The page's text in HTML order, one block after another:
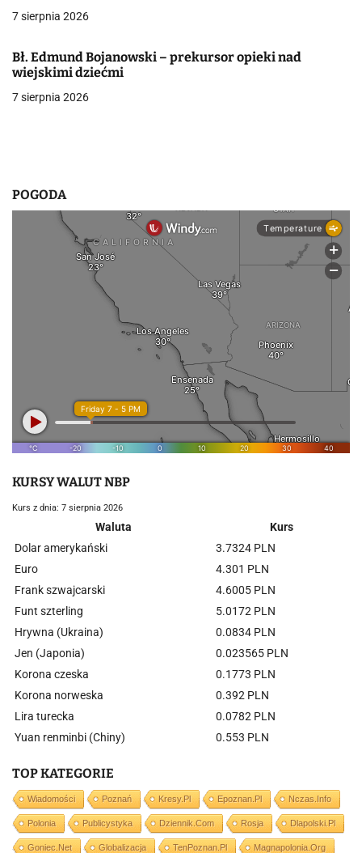
w
i
s
7 sierpnia 2026
Bł. Edmund Bojanowski – prekursor opieki nad
wiejskimi dziećmi
7 sierpnia 2026
POGODA
KURSY WALUT NBP
Kurs z dnia: 7 sierpnia 2026
Waluta
Kurs
Dolar amerykański
3.7324 PLN
Euro
4.301 PLN
Frank szwajcarski
4.6005 PLN
Funt szterling
5.0172 PLN
Hrywna (Ukraina)
0.0834 PLN
Jen (Japonia)
0.023565 PLN
Korona czeska
0.1773 PLN
Korona norweska
0.392 PLN
Lira turecka
0.0782 PLN
Yuan renminbi (Chiny)
0.553 PLN
TOP KATEGORIE
Wiadomości Poznań Kresy.pl Epoznan.pl Nczas.info
Polonia Publicystyka Dziennik.com Rosja Dlapolski.pl
Goniec.net Globalizacja TenPoznan.pl Magnapolonia.org